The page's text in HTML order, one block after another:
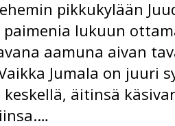
pikkukylään
paimenia lukuun
aamuna aivan
Jumala on juuri
keskellä, äitinsä